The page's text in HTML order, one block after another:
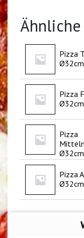
Pizza
Ø32cm
Pizza
Ø32cm
Pizza
Ø32cm
Pizza
Ø32cm